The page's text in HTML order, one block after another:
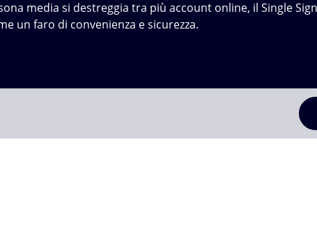
media si destreggia tra più account online, il Single
un faro di convenienza e sicurezza.